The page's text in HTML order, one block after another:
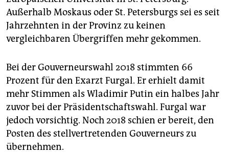
Außerhalb Moskaus oder St. Petersburgs sei es seit
Jahrzehnten in der Provinz zu keinen
vergleichbaren Übergriffen mehr gekommen.
Bei der Gouverneurswahl 2018 stimmten 66
Prozent für den Exarzt Furgal. Er erhielt damit
mehr Stimmen als Wladimir Putin ein halbes Jahr
zuvor bei der Präsidentschaftswahl. Furgal war
jedoch vorsichtig. Noch 2018 schien er bereit, den
Posten des stellvertretenden Gouverneurs zu
übernehmen.